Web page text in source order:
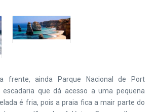
frente, ainda Parque Nacional de Port
escadaria que dá acesso a uma pequena
é fria, pois a praia fica a mair parte do